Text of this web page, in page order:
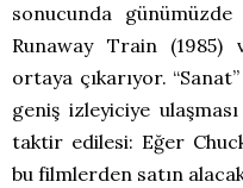
sonucunda
Runaway Train
ortaya çıkarıyor.
geniş izleyiciye
taktir edilesi: Eğer
bu filmlerden satın